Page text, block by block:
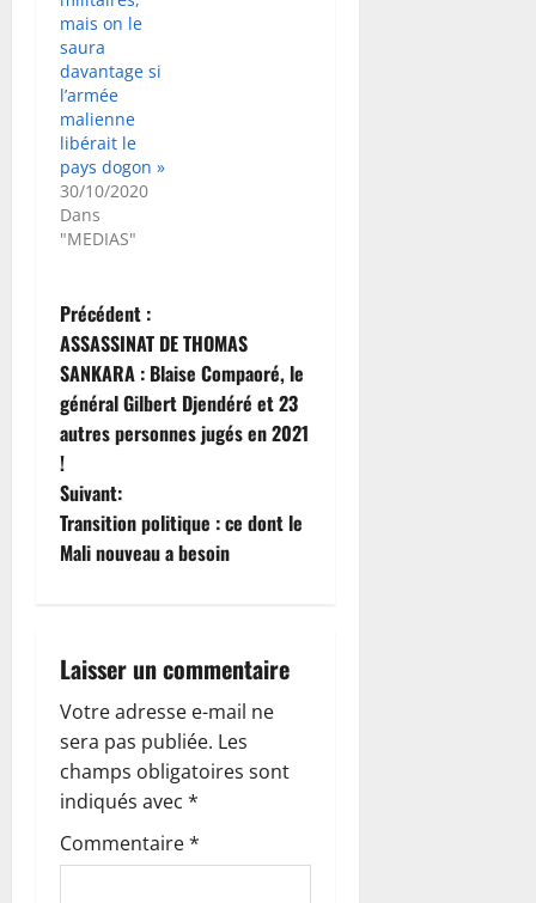
mais on le
saura
davantage si
l’armée
malienne
libérait le
pays dogon »
30/10/2020
Dans
"MEDIAS"
N
a
v
i
g
a
i
o
n
d
’
Précédent :
ASSASSINAT DE THOMAS
SANKARA : Blaise Compaoré, le
général Gilbert Djendéré et 23
autres personnes jugés en 2021
!
Suivant:
Transition politique : ce dont le
Mali nouveau a besoin
Laisser un commentaire
Votre adresse e-mail ne
sera pas publiée. Les
champs obligatoires sont
indiqués avec *
Commentaire*